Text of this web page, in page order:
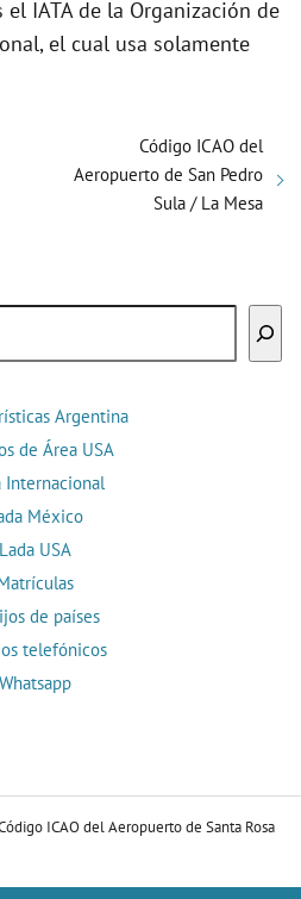
IATA de la Organización de
el cual usa solamente
Código ICAO del
Aeropuerto de San Pedro
Sula / La Mesa
Argentina
de Área USA
Internacional
México
Lada USA
de países
telefónicos
Whatsapp
ICAO del Aeropuerto de Santa Rosa